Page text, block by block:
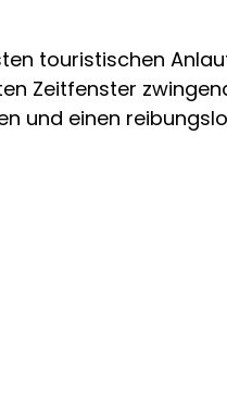
touristischen
Zeitfenster
und einen